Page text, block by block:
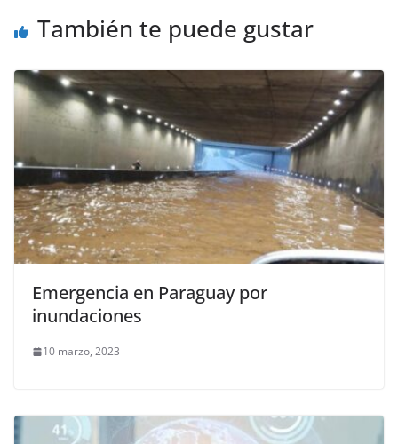
También te puede gustar
Emergencia en Paraguay por
inundaciones
10 marzo, 2023